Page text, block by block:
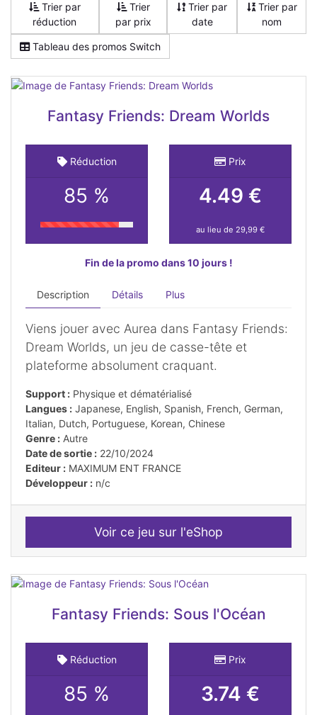
Trier par
réduction
Trier
par prix
Trier par
date
Trier par
nom
Tableau des promos Switch
Fantasy Friends: Dream Worlds
Réduction
85 %
Prix
4.49 €
au lieu de 29,99 €
Fin de la promo dans 10 jours !
Description Détails Plus
Viens jouer avec Aurea dans Fantasy Friends:
Dream Worlds, un jeu de casse-tête et
plateforme absolument craquant.
Support : Physique et dématérialisé
Langues : Japanese, English, Spanish, French, German,
Italian, Dutch, Portuguese, Korean, Chinese
Genre : Autre
Date de sortie : 22/10/2024
Editeur : MAXIMUM ENT FRANCE
Développeur : n/c
Voir ce jeu sur l'eShop
Fantasy Friends: Sous l'Océan
Réduction
85 %
Prix
3.74 €